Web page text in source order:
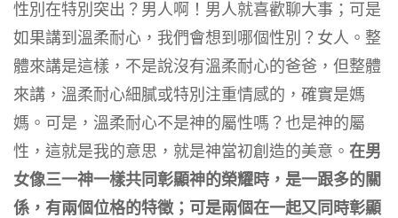
性別在特別突出？男人啊！男人就喜歡聊大事；可是
如果講到溫柔耐心，我們會想到哪個性別？女人。整
體來講是這樣，不是說沒有溫柔耐心的爸爸，但整體
來講，溫柔耐心細膩或特別注重情感的，確實是媽
媽。可是，溫柔耐心不是神的屬性嗎？也是神的屬
性，這就是我的意思，就是神當初創造的美意。 在男
女像三一神一樣共同彰顯神的榮耀時，是一跟多的關
係，有兩個位格的特徵；可是兩個在一起又同時彰顯